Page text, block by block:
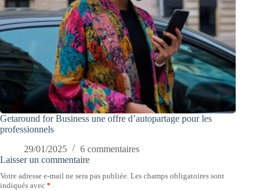
Getaround for Business une offre d’autopartage pour les
professionnels
29/01/2025
6 commentaires
Laisser un commentaire
Votre adresse e-mail ne sera pas publiée. Les champs obligatoires sont
indiqués avec *